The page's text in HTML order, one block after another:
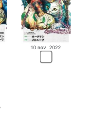
10 nov. 2022